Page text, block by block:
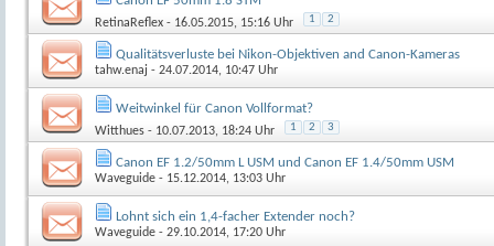
RetinaReflex - 16.05.2015, 15:16 Uhr 1 2
Qualitätsverluste bei Nikon-Objektiven and Canon-Kameras
tahw.enaj - 24.07.2014, 10:47 Uhr
Weitwinkel für Canon Vollformat?
Witthues - 10.07.2013, 18:24 Uhr 1 2 3
Canon EF 1.2/50mm L USM und Canon EF 1.4/50mm USM
Waveguide - 15.12.2014, 13:03 Uhr
Lohnt sich ein 1,4-facher Extender noch?
Waveguide - 29.10.2014, 17:20 Uhr